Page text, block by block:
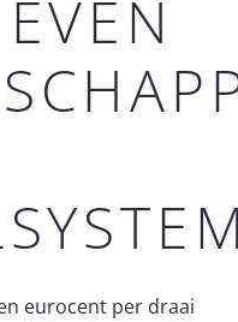
eurocent per draai